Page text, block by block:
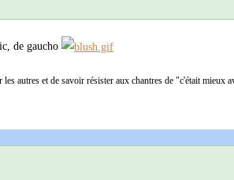
de gaucho
autres et de savoir résister aux chantres de "c'était mieux